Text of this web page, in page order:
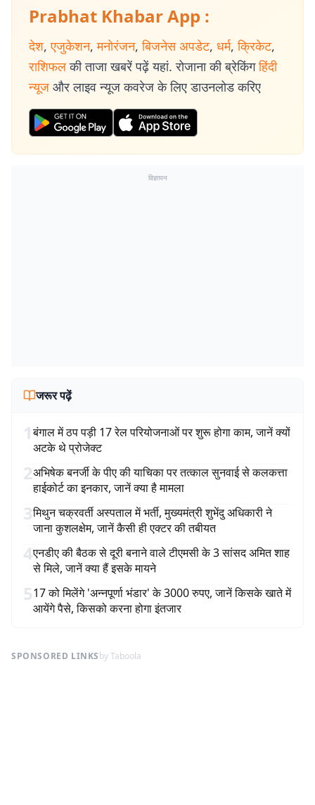
Prabhat Khabar App :
देश, एजुकेशन, मनोरंजन, बिजनेस अपडेट, धर्म, क्रिकेट,
राशिफल की ताजा खबरें पढ़ें यहां. रोजाना की ब्रेकिंग हिंदी
न्यूज और लाइव न्यूज कवरेज के लिए डाउनलोड करिए
विज्ञापन
जरूर पढ़ें
1बंगाल में ठप पड़ी 17 रेल परियोजनाओं पर शुरू होगा काम, जानें क्यों
अटके थे प्रोजेक्ट
2अभिषेक बनर्जी के पीए की याचिका पर तत्काल सुनवाई से कलकत्ता
हाईकोर्ट का इनकार, जानें क्या है मामला
3मिथुन चक्रवर्ती अस्पताल में भर्ती, मुख्यमंत्री शुभेंदु अधिकारी ने
जाना कुशलक्षेम, जानें कैसी ही एक्टर की तबीयत
4एनडीए की बैठक से दूरी बनाने वाले टीएमसी के 3 सांसद अमित शाह
से मिले, जानें क्या हैं इसके मायने
517 को मिलेंगे 'अन्नपूर्णा भंडार' के 3000 रुपए, जानें किसके खाते में
आयेंगे पैसे, किसको करना होगा इंतजार
SPONSORED LINKSby Taboola